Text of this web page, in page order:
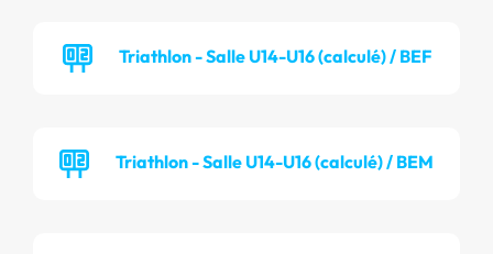
Triathlon - Salle U14-U16 (calculé) / BEF
Triathlon - Salle U14-U16 (calculé) / BEM